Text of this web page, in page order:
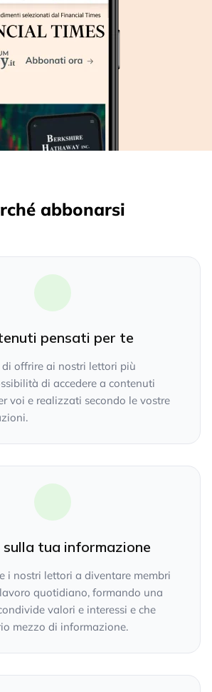
abbonarsi
pensati per te
offrire ai nostri lettori più
di accedere a contenuti
voi e realizzati secondo le vostre
sulla tua informazione
i nostri lettori a diventare membri
quotidiano, formando una
valori e interessi e che
mezzo di informazione.